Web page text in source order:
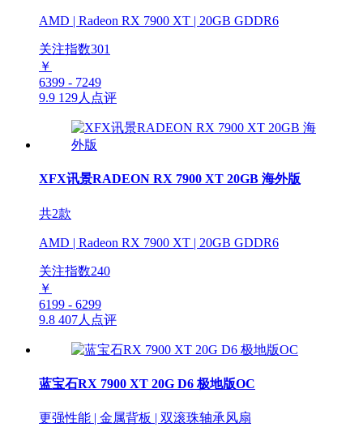
AMD | Radeon RX 7900 XT | 20GB GDDR6
关注指数301
￥
6399 - 7249
9.9 129人点评
XFX讯景RADEON RX 7900 XT 20GB 海外版
共2款
AMD | Radeon RX 7900 XT | 20GB GDDR6
关注指数240
￥
6199 - 6299
9.8 407人点评
蓝宝石RX 7900 XT 20G D6 极地版OC
更强性能 | 金属背板 | 双滚珠轴承风扇